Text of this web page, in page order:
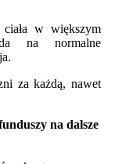
w większym
na normalne
za każdą, nawet
na dalsze